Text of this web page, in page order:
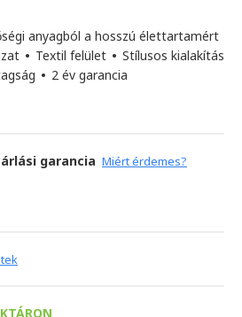
anyagból a hosszú élettartamért
• Textil felület • Stílusos kialakítás
• 2 év garancia
garancia Miért érdemes?